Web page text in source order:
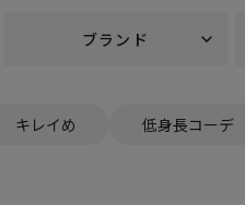
ブランド
キレイめ 低身長コーデ